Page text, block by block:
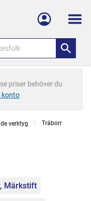
Meny
priser behöver du
konto
verktyg Träborr
Märkstift